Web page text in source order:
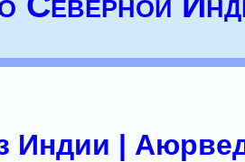
Индии |